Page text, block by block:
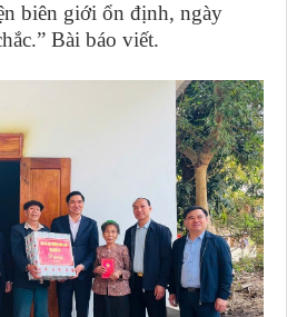
biên giới ổn định, ngày
Bài báo viết.